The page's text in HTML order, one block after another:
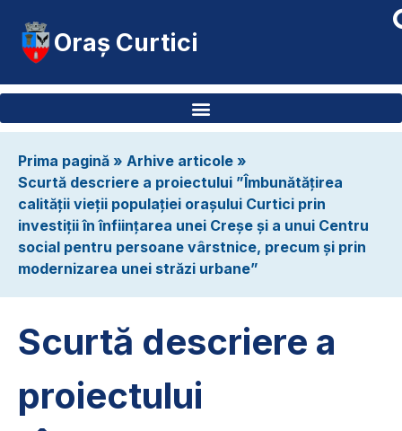
Oraș Curtici
Prima pagină » Arhive articole »
Scurtă descriere a proiectului ”Îmbunătățirea
calității vieții populației orașului Curtici prin
investiții în înființarea unei Creșe și a unui Centru
social pentru persoane vârstnice, precum și prin
modernizarea unei străzi urbane”
Scurtă descriere a
proiectului